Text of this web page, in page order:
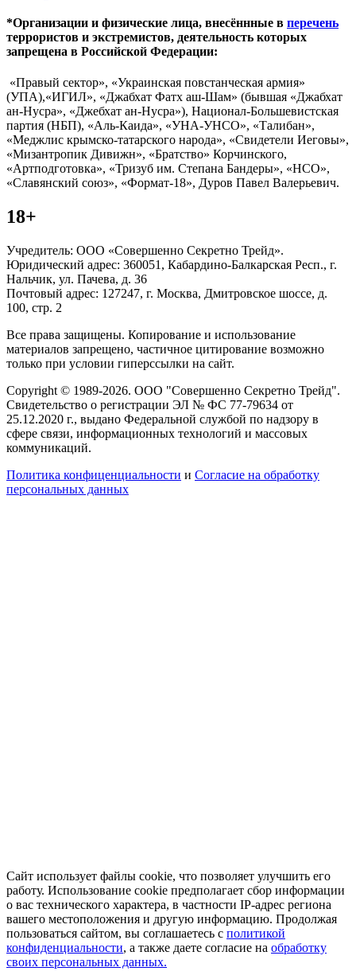
*Организации и физические лица, внесённные в перечень
террористов и экстремистов, деятельность которых
запрещена в Российской Федерации:
«Правый сектор», «Украинская повстанческая армия»
(УПА),«ИГИЛ», «Джабхат Фатх аш-Шам» (бывшая «Джабхат
ан-Нусра», «Джебхат ан-Нусра»), Национал-Большевистская
партия (НБП), «Аль-Каида», «УНА-УНСО», «Талибан»,
«Меджлис крымско-татарского народа», «Свидетели Иеговы»,
«Мизантропик Дивижн», «Братство» Корчинского,
«Артподготовка», «Тризуб им. Степана Бандеры», «НСО»,
«Славянский союз», «Формат-18», Дуров Павел Валерьевич.
18+
Учредитель: ООО «Совершенно Секретно Трейд».
Юридический адрес: 360051, Кабардино-Балкарская Респ., г.
Нальчик, ул. Пачева, д. 36
Почтовый адрес: 127247, г. Москва, Дмитровское шоссе, д.
100, стр. 2
Все права защищены. Копирование и использование
материалов запрещено, частичное цитирование возможно
только при условии гиперссылки на сайт.
Copyright © 1989-2026. ООО "Совершенно Секретно Трейд".
Свидетельство о регистрации ЭЛ № ФС 77-79634 от
25.12.2020 г., выдано Федеральной службой по надзору в
сфере связи, информационных технологий и массовых
коммуникаций.
Политика конфиценциальности и Согласие на обработку
персональных данных
Сайт использует файлы cookie, что позволяет улучшить его
работу. Использование cookie предполагает сбор информации
о вас технического характера, в частности IP-адрес региона
вашего местоположения и другую информацию. Продолжая
пользоваться сайтом, вы соглашаетесь с политикой
конфиденциальности, а также даете согласие на обработку
своих персональных данных.